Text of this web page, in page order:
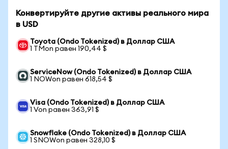
Конвертируйте другие активы реального мира
в USD
Toyota (Ondo Tokenized) в Доллар США
1 TMon равен 190,44 $
ServiceNow (Ondo Tokenized) в Доллар США
1 NOWon равен 618,54 $
Visa (Ondo Tokenized) в Доллар США
1 Von равен 363,91 $
Snowflake (Ondo Tokenized) в Доллар США
1 SNOWon равен 328,10 $